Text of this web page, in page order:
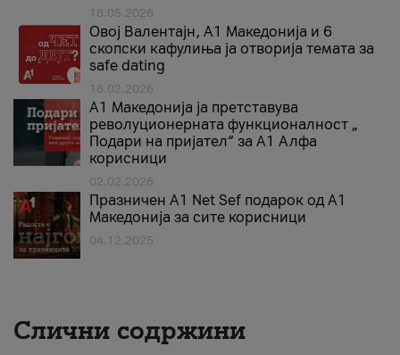
18.05.2026
Овој Валентајн, A1 Македонија и 6
скопски кафулиња ја отворија темата за
safe dating
16.02.2026
А1 Македонија ја претставува
револуционерната функционалност „
Подари на пријател“ за А1 Алфа
корисници
02.02.2026
Празничен A1 Net Sеf подарок од А1
Македонија за сите корисници
04.12.2025
Слични содржини